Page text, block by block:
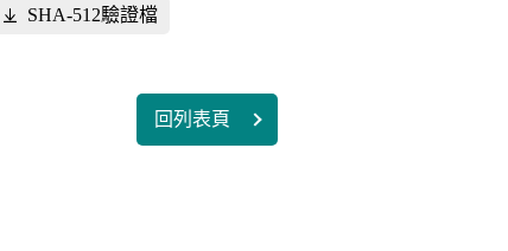
SHA-512驗證檔
回列表頁